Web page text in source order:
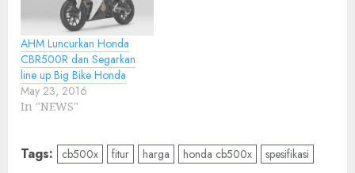
AHM Luncurkan Honda
CBR500R dan Segarkan
line up Big Bike Honda
May 23, 2016
In "NEWS"
Tags: cb500x fitur harga honda cb500x spesifikasi